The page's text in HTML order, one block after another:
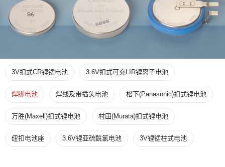
3V扣式CR锂锰电池 3.6V扣式可充LIR锂离子电池
焊脚电池 焊线及带插头电池 松下(Panasonic)扣式锂电池
万胜(Maxell)扣式锂电池 村田(Murata)扣式锂电池
纽扣电池座 3.6V锂亚硫酰氯电池 3V锂锰柱式电池